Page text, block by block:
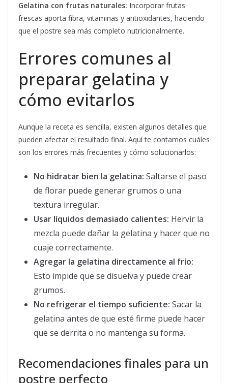
Gelatina con frutas naturales: Incorporar frutas
frescas aporta fibra, vitaminas y antioxidantes, haciendo
que el postre sea más completo nutricionalmente.
Errores comunes al
preparar gelatina y
cómo evitarlos
Aunque la receta es sencilla, existen algunos detalles que
pueden afectar el resultado final. Aquí te contamos cuáles
son los errores más frecuentes y cómo solucionarlos:
No hidratar bien la gelatina: Saltarse el paso
de florar puede generar grumos o una
textura irregular.
Usar líquidos demasiado calientes: Hervir la
mezcla puede dañar la gelatina y hacer que no
cuaje correctamente.
Agregar la gelatina directamente al frío:
Esto impide que se disuelva y puede crear
grumos.
No refrigerar el tiempo suficiente: Sacar la
gelatina antes de que esté firme puede hacer
que se derrita o no mantenga su forma.
Recomendaciones finales para un
postre perfecto